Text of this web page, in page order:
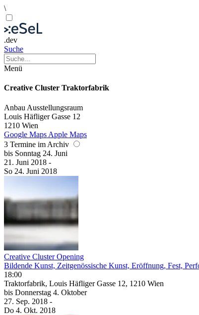
\
.dev
Suche
Menü
Creative Cluster Traktorfabrik
Anbau Ausstellungsraum
Louis Häfliger Gasse 12
1210 Wien
Google Maps Apple Maps
3 Termine im Archiv
bis Sonntag 24. Juni
21. Juni 2018 -
So 24. Juni 2018
Creative Cluster Opening
Bildende Kunst, Zeitgenössische Kunst, Eröffnung, Fest,
18:00
Traktorfabrik, Louis Häfliger Gasse 12, 1210 Wien
bis Donnerstag 4. Oktober
27. Sep. 2018 -
Do 4. Okt. 2018